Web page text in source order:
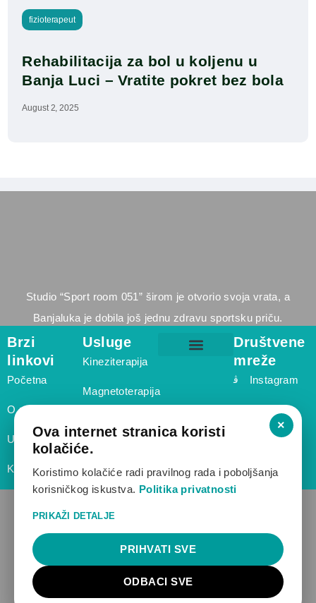
fizioterapeut
Rehabilitacija za bol u koljenu u
Banja Luci – Vratite pokret bez bola
August 2, 2025
Studio “Sport room 051” širom je otvorio svoja vrata, a
Banjaluka je dobila još jednu zdravu sportsku priču.
Brzi
linkovi
Početna
O nama
Usluge
Kontakt
Usluge
Kineziterapija
Magnetoterapija
Shockwave
terapija
Društvene
mreže
Instagram
Politika privatnosti
informacije (Impressum)
© Copyright 2024 |
| All Rights Reserved |
Powered byWeb dizajn – S
×
Ova internet stranica koristi
kolačiće.
Koristimo kolačiće radi pravilnog rada i poboljšanja
korisničkog iskustva. Politika privatnosti
PRIKAŽI DETALJE
PRIHVATI SVE
ODBACI SVE